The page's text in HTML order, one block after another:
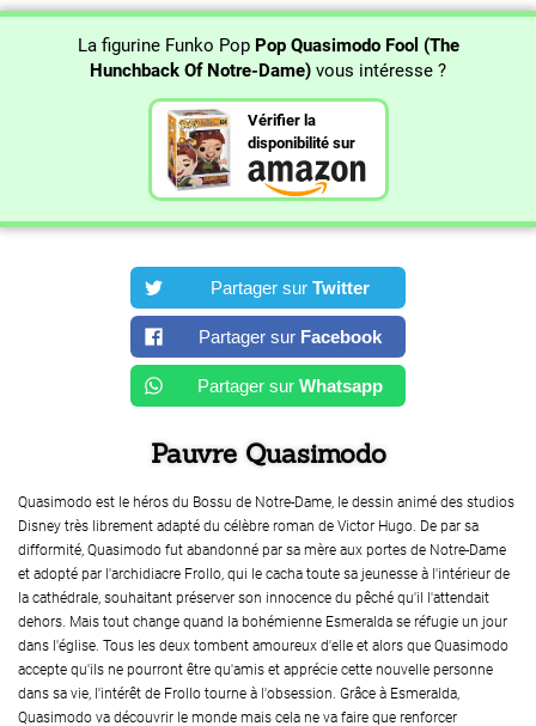
La figurine Funko Pop Pop Quasimodo Fool (The
Hunchback Of Notre-Dame) vous intéresse ?
Vérifier la
disponibilité sur
Partager sur Twitter
Partager sur Facebook
Partager sur Whatsapp
Pauvre Quasimodo
Quasimodo est le héros du Bossu de Notre-Dame, le dessin animé des studios
Disney très librement adapté du célèbre roman de Victor Hugo. De par sa
difformité, Quasimodo fut abandonné par sa mère aux portes de Notre-Dame
et adopté par l'archidiacre Frollo, qui le cacha toute sa jeunesse à l'intérieur de
la cathédrale, souhaitant préserver son innocence du pêché qu'il l'attendait
dehors. Mais tout change quand la bohémienne Esmeralda se réfugie un jour
dans l'église. Tous les deux tombent amoureux d'elle et alors que Quasimodo
accepte qu'ils ne pourront être qu'amis et apprécie cette nouvelle personne
dans sa vie, l'intérêt de Frollo tourne à l'obsession. Grâce à Esmeralda,
Quasimodo va découvrir le monde mais cela ne va faire que renforcer